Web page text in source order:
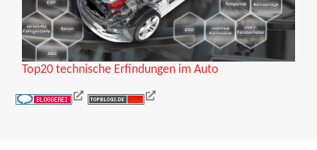
Top20 technische Erfindungen im Auto